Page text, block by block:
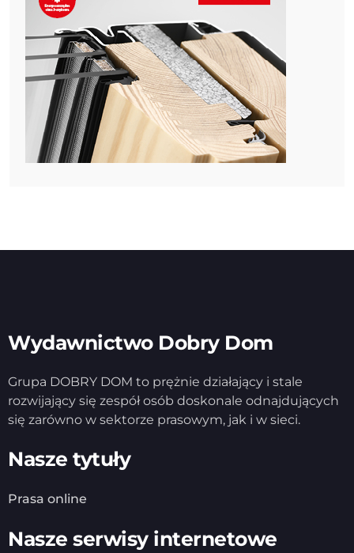
Wydawnictwo Dobry Dom
Grupa DOBRY DOM to prężnie działający i stale
rozwijający się zespół osób doskonale odnajdujących
się zarówno w sektorze prasowym, jak i w sieci.
Nasze tytuły
Prasa online
Nasze serwisy internetowe